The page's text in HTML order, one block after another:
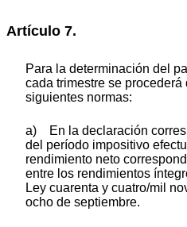
Artículo 7.
Para la determinación del
cada trimestre se
siguientes normas:
a) En la declaración
del período impositivo
rendimiento neto
entre los rendimientos
Ley cuarenta y cuatro/mil
ocho de septiembre.